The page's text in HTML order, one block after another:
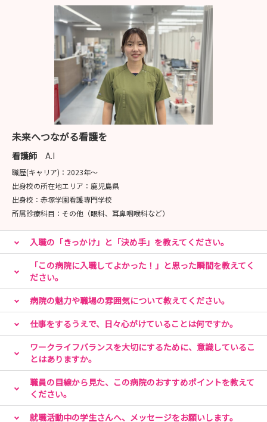
【第2期】
募集期間：2026年6月1日～6月30日
試験日時：2026年7月30日（木）10：00～12：00
【第3期】
募集期間：2026年7月1日～7月31日
試験日時：2026年8月13日（木）10：00～12：00
※第3期以降は随時ご相談のうえ対応いたします。
■病院見学会（随時開催）
■インターンシップ（10：00～14：30）
2026年7月23日（木）
2026年8月6日（木）
2026年8月20日（木）
未来へつながる看護を
看護師 A.I
職歴(キャリア)： 2023年〜
出身校の所在地エリア： 鹿児島県
出身校： 赤塚学園看護専門学校
所属診療科目： その他（眼科、耳鼻咽喉科など）
入職の「きっかけ」と「決め手」を教えてください。
「この病院に入職してよかった！」と思った瞬間を教えてく
ださい。
病院の魅力や職場の雰囲気について教えてください。
仕事をするうえで、日々心がけていることは何ですか。
ワークライフバランスを大切にするために、意識しているこ
とはありますか。
職員の目線から見た、この病院のおすすめポイントを教えて
ください。
就職活動中の学生さんへ、メッセージをお願いします。